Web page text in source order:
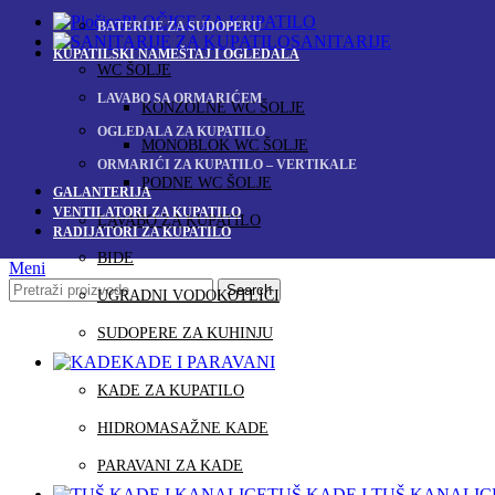
BATERIJE ZA SUDOPERU
KUPATILSKI NAMEŠTAJ I OGLEDALA
LAVABO SA ORMARIĆEM
OGLEDALA ZA KUPATILO
ORMARIĆI ZA KUPATILO – VERTIKALE
GALANTERIJA
VENTILATORI ZA KUPATILO
RADIJATORI ZA KUPATILO
Meni
Search
PLOČICE ZA KUPATILO
SANITARIJE
WC ŠOLJE
KONZOLNE WC ŠOLJE
MONOBLOK WC ŠOLJE
PODNE WC ŠOLJE
LAVABO ZA KUPATILO
BIDE
UGRADNI VODOKOTLIĆI
SUDOPERE ZA KUHINJU
KADE I PARAVANI
KADE ZA KUPATILO
HIDROMASAŽNE KADE
PARAVANI ZA KADE